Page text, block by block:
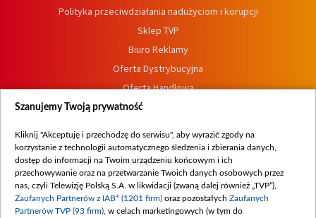
Polityka przeciwdziałania nadużyciom i korupcji
Sklep TVP
Biuro Reklamy
Oferta Dystrybucyjna
Oferta Handlowa
Dostępność
Procedura zgłoszeń wewnętrznych
Szanujemy Twoją prywatność
Kliknij "Akceptuję i przechodzę do serwisu", aby wyrazić zgody na
korzystanie z technologii automatycznego śledzenia i zbierania danych,
dostęp do informacji na Twoim urządzeniu końcowym i ich
przechowywanie oraz na przetwarzanie Twoich danych osobowych przez
nas, czyli Telewizję Polską S.A. w likwidacji (zwaną dalej również „TVP”),
Zaufanych Partnerów z IAB* (1201 firm) oraz pozostałych Zaufanych
Partnerów TVP (93 firm) , w celach marketingowych (w tym do